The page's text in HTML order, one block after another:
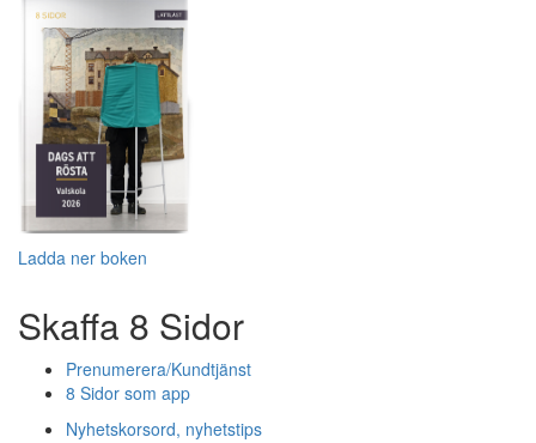
Ladda ner boken
Skaffa 8 Sidor
Prenumerera/Kundtjänst
8 Sidor som app
Nyhetskorsord, nyhetstips